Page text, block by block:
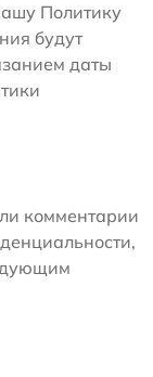
Политику
будут
даты
комментарии